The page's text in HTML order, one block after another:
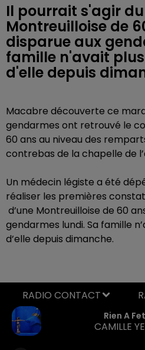
Il pourrait s'agir
Montreuilloise de
disparue aux
famille n'avait
d'elle depuis
Macabre découverte ce
gendarmes ont retrouvé le
60 ans au niveau des
contrebas de la chapelle de
Un médecin légiste a été
réaliser les premières
d’une Montreuilloise de 60
gendarmes lundi. Sa famille
d’elle depuis dimanche.
Rien A
CAMILLE